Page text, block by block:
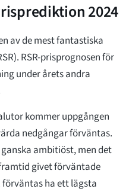
2024
av de mest fantastiska
RSR-prisprognosen för
under årets andra
kommer uppgången
nedgångar förväntas.
ambitiöst, men det
givet förväntade
förväntas ha ett lägsta